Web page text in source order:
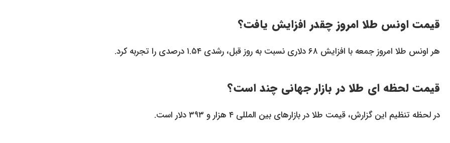
قیمت اونس طلا امروز چقدر افزایش یافت؟
هر اونس طلا امروز جمعه با افزایش ۶۸ دلاری نسبت به روز قبل، رشدی ۱.۵۴ درصدی را تجربه کرد.
قیمت لحظه ای طلا در بازار جهانی چند است؟
در لحظه تنظیم این گزارش، قیمت طلا در بازارهای بین المللی ۴ هزار و ۳۹۳ دلار است.